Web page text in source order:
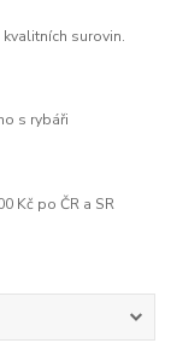
surovin.
s rybáři
Kč po ČR a SR